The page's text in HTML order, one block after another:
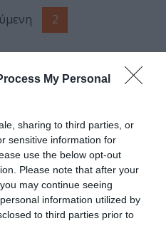
My Personal
sharing to third parties, or
sensitive information for
use the below opt-out
Please note that after your
may continue seeing
information utilized by
to third parties prior to
2